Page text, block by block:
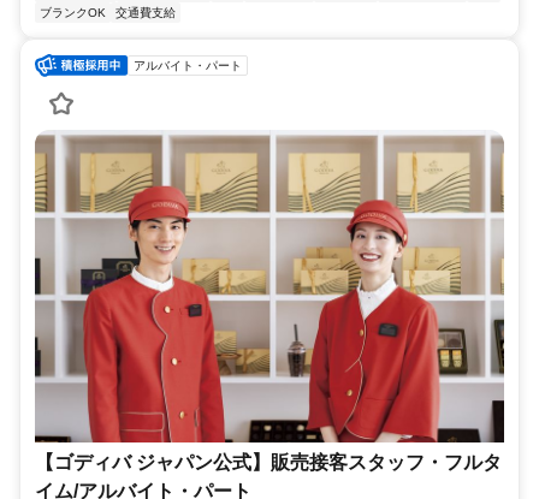
ブランクOK
交通費支給
アルバイト・パート
【ゴディバ ジャパン公式】販売接客スタッフ・フルタ
イム/アルバイト・パート